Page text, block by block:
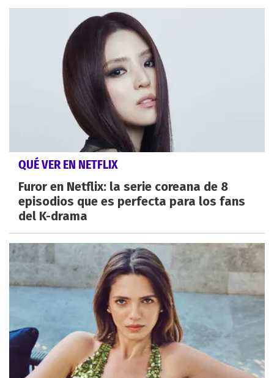
QUÉ VER EN NETFLIX
Furor en Netflix: la serie coreana de 8
episodios que es perfecta para los fans
del K-drama